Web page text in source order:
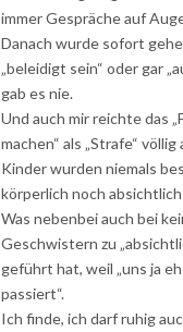
immer Gespräche auf
Danach wurde sofort
„beleidigt sein“ oder gar
gab es nie.
Und auch mir reichte das
machen“ als „Strafe“ völlig
Kinder wurden niemals
körperlich noch
Was nebenbei auch bei
Geschwistern zu
geführt hat, weil „uns ja
passiert“.
Ich finde, ich darf ruhig